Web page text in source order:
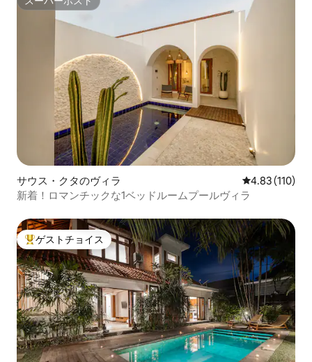
スーパーホスト
サウス・クタのヴィラ レビュー110
4.83 (110)
新着！ロマンチックな1ベッドルームプールヴィラ
大好評のゲストチョイスです。
ゲストチョイス